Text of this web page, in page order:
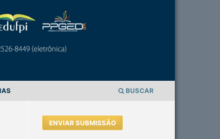
BUSCAR
ENVIAR SUBMISSÃO